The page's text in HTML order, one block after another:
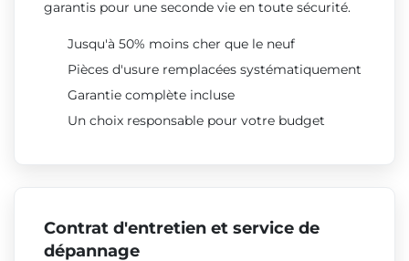
garantis pour une seconde vie en toute sécurité.
Jusqu'à 50% moins cher que le neuf
Pièces d'usure remplacées systématiquement
Garantie complète incluse
Un choix responsable pour votre budget
Contrat d'entretien et service de
dépannage